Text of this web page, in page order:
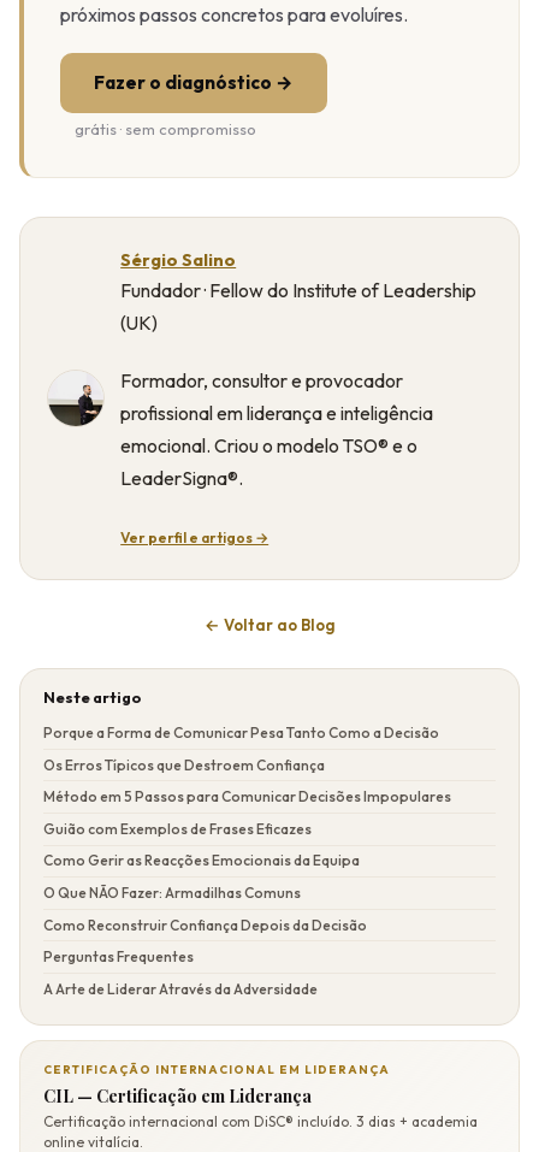
próximos passos concretos para evoluíres.
Fazer o diagnóstico →
grátis · sem compromisso
Sérgio Salino
Fundador · Fellow do Institute of Leadership
(UK)
Formador, consultor e provocador
profissional em liderança e inteligência
emocional. Criou o modelo TSO® e o
LeaderSigna®.
Ver perfil e artigos →
← Voltar ao Blog
Neste artigo
Porque a Forma de Comunicar Pesa Tanto Como a Decisão
Os Erros Típicos que Destroem Confiança
Método em 5 Passos para Comunicar Decisões Impopulares
Guião com Exemplos de Frases Eficazes
Como Gerir as Reacções Emocionais da Equipa
O Que NÃO Fazer: Armadilhas Comuns
Como Reconstruir Confiança Depois da Decisão
Perguntas Frequentes
A Arte de Liderar Através da Adversidade
CERTIFICAÇÃO INTERNACIONAL EM LIDERANÇA
CIL — Certificação em Liderança
Certificação internacional com DiSC® incluído. 3 dias + academia
online vitalícia.